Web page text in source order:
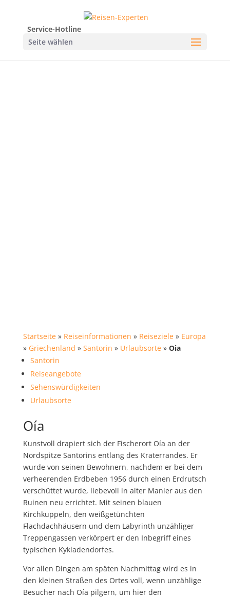
Service-Hotline
Seite wählen
Startseite» Reiseinformationen » Reiseziele» Europa
» Griechenland » Santorin » Urlaubsorte» Oia
Santorin
Reiseangebote
Sehenswürdigkeiten
Urlaubsorte
Oía
Kunstvoll drapiert sich der Fischerort Oía an der
Nordspitze Santorins entlang des Kraterrandes. Er
wurde von seinen Bewohnern, nachdem er bei dem
verheerenden Erdbeben 1956 durch einen Erdrutsch
verschüttet wurde, liebevoll in alter Manier aus den
Ruinen neu errichtet. Mit seinen blauen
Kirchkuppeln, den weißgetünchten
Flachdachhäusern und dem Labyrinth unzähliger
Treppengassen verkörpert er den Inbegriff eines
typischen Kykladendorfes.
Vor allen Dingen am späten Nachmittag wird es in
den kleinen Straßen des Ortes voll, wenn unzählige
Besucher nach Oía pilgern, um hier den